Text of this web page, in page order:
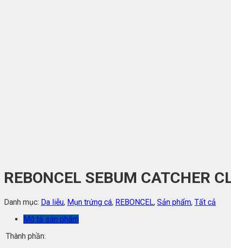
REBONCEL SEBUM CATCHER
Danh mục: Da liễu, Mụn trứng cá, REBONCEL, Sản phẩm, Tất cả
Mô tả sản phẩm
Thành phần: